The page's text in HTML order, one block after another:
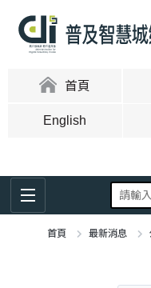
首頁
English
首頁 最新消息